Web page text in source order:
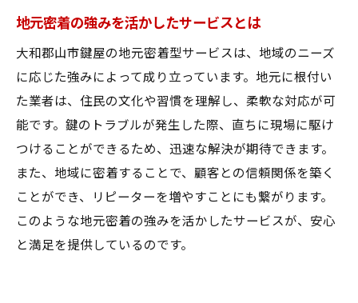
地元密着の強みを活かしたサービスとは
大和郡山市鍵屋の地元密着型サービスは、地域のニーズ
に応じた強みによって成り立っています。地元に根付い
た業者は、住民の文化や習慣を理解し、柔軟な対応が可
能です。鍵のトラブルが発生した際、直ちに現場に駆け
つけることができるため、迅速な解決が期待できます。
また、地域に密着することで、顧客との信頼関係を築く
ことができ、リピーターを増やすことにも繋がります。
このような地元密着の強みを活かしたサービスが、安心
と満足を提供しているのです。